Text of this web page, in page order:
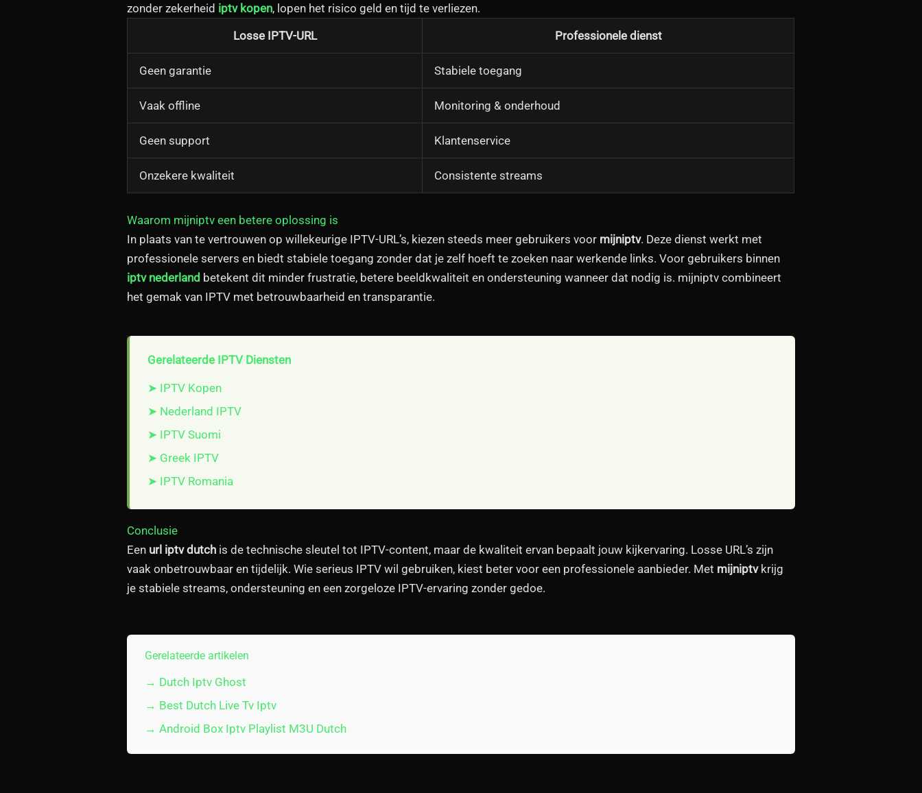
zonder zekerheid iptv kopen, lopen het risico geld en tijd te verliezen.
Losse IPTV-URL
Professionele dienst
Geen garantie Stabiele toegang
Vaak offline Monitoring & onderhoud
Geen support Klantenservice
Onzekere kwaliteit Consistente streams
Waarom mijniptv een betere oplossing is
In plaats van te vertrouwen op willekeurige IPTV-URL’s, kiezen steeds meer gebruikers voor mijniptv. Deze dienst werkt met
professionele servers en biedt stabiele toegang zonder dat je zelf hoeft te zoeken naar werkende links. Voor gebruikers binnen
iptv nederland betekent dit minder frustratie, betere beeldkwaliteit en ondersteuning wanneer dat nodig is. mijniptv combineert
het gemak van IPTV met betrouwbaarheid en transparantie.
Gerelateerde IPTV Diensten
➤ IPTV Kopen
➤ Nederland IPTV
➤ IPTV Suomi
➤ Greek IPTV
➤ IPTV Romania
Conclusie
Een url iptv dutch is de technische sleutel tot IPTV-content, maar de kwaliteit ervan bepaalt jouw kijkervaring. Losse URL’s zijn
vaak onbetrouwbaar en tijdelijk. Wie serieus IPTV wil gebruiken, kiest beter voor een professionele aanbieder. Met mijniptvkrijg
je stabiele streams, ondersteuning en een zorgeloze IPTV-ervaring zonder gedoe.
Gerelateerde artikelen
→ Dutch Iptv Ghost
→ Best Dutch Live Tv Iptv
→ Android Box Iptv Playlist M3U Dutch